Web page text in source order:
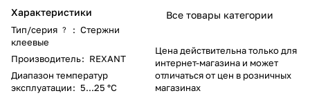
Характеристики
Тип/серия ? : Стержни
клеевые
Производитель: REXANT
Диапазон температур
эксплуатации: 5...25 °C
Все товары категории
Цена действительна только для
интернет-магазина и может
отличаться от цен в розничных
магазинах